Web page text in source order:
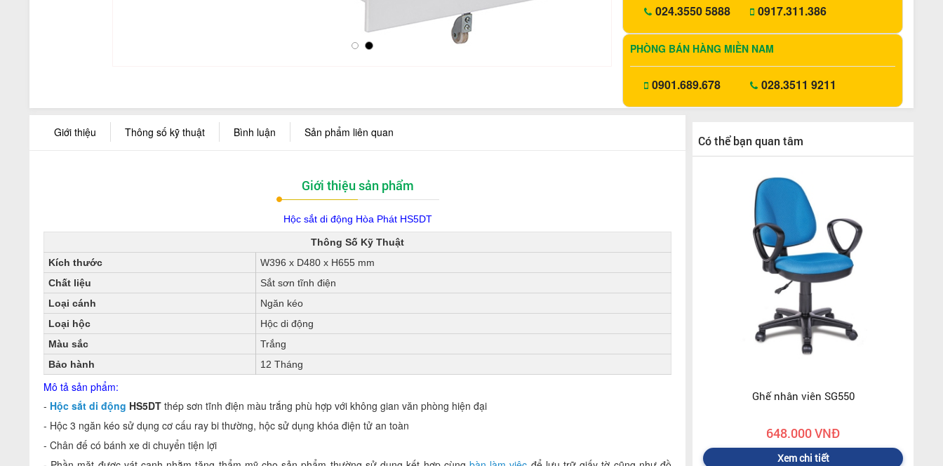
024.3550 5888
0917.311.386
PHÒNG BÁN HÀNG MIỀN NAM
0901.689.678 028.3511 9211
Giới thiệu Thông số kỹ thuật Bình luận Sản phẩm liên quan
Giới thiệu sản phẩm
Hộc sắt di động Hòa Phát HS5DT
Thông Số Kỹ Thuật
Kích thước
W396 x D480 x H655 mm
Chất liệu
Sắt sơn tĩnh điện
Loại cánh
Ngăn kéo
Loại hộc
Hộc di động
Màu sắc
Trắng
Bảo hành
12 Tháng
Mô tả sản phẩm:
- Hộc sắt di động HS5DT thép sơn tĩnh điện màu trắng phù hợp với không gian văn phòng hiện đại
- Hộc 3 ngăn kéo sử dụng cơ cấu ray bi thường, hộc sử dụng khóa điện tử an toàn
- Chân đế có bánh xe di chuyển tiện lợi
Có thể bạn quan tâm
Ghế nhân viên SG550
648.000 VNĐ
Xem chi tiết